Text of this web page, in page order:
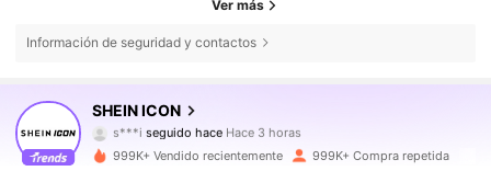
Ver más
Información de seguridad y contactos
SHEIN ICON
s***i seguido hace Hace 3 horas
está navegando
4,84
1.8M Seguidores
999K+ Vendido recientemente 999K+ Compra repetida